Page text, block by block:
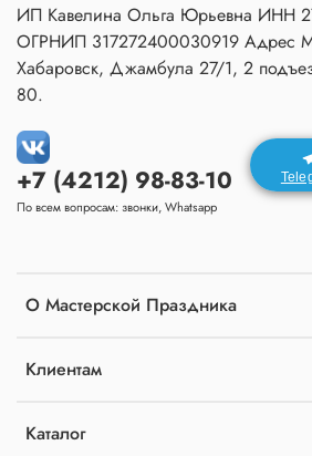
О Мастерской Праздника
Клиентам
Каталог
+7 (4212) 98-83-10
По всем вопросам: звонки, Whatsapp
ИП Кавелина Ольга Юрьевна ИНН
ОГРНИП 317272400030919 Адрес
Хабаровск, Джамбула 27/1, 2
80.